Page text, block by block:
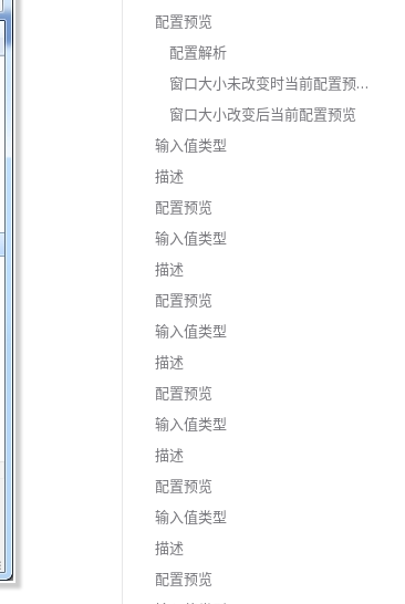
配置预览
配置解析
窗口大小未改变时当前配置预览
窗口大小改变后当前配置预览
输入值类型
描述
配置预览
输入值类型
描述
配置预览
输入值类型
描述
配置预览
输入值类型
描述
配置预览
输入值类型
描述
配置预览